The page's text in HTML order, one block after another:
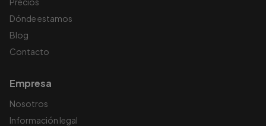
Dónde estamos
Blog
Contacto
Empresa
Nosotros
Información legal